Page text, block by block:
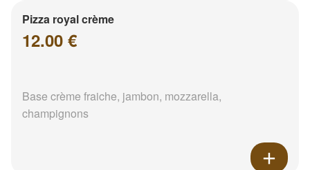
Pizza royal crème
12.00 €
Base crème fraiche, jambon, mozzarella,
champignons